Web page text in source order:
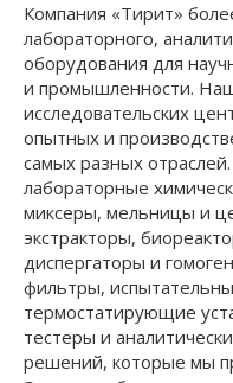
Компания «Тирит»
лабораторного,
оборудования для
и промышленности.
исследовательских
опытных и
самых разных
лабораторные
миксеры, мельницы и
экстракторы,
диспергаторы и
фильтры,
термостатирующие
тестеры и
решений, которые мы